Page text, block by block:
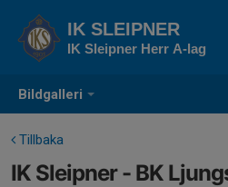
Bildgalleri
IK SLEIPNER
IK Sleipner Herr A-lag
Tillbaka
IK Sleipner - BK